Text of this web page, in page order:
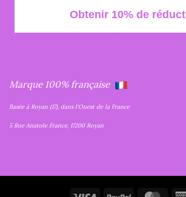
Obtenir 10% de
Marque 100% française
Basée à Royan (17), dans l'Ouest de la France
5 Rue Anatole France, 17200 Royan